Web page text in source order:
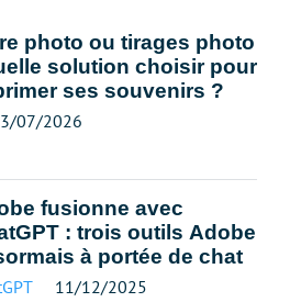
photo ou tirages photo
solution choisir pour
ses souvenirs ?
07/2026
fusionne avec
: trois outils Adobe
à portée de chat
11/12/2025